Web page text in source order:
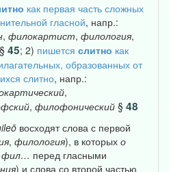
как первая часть сложных
гласной, напр.:
, филокартист, филология,
§ 45; 2) пишется слитно как
образованных от
слитно, напр.:
,
, филофонический § 48
восходят слова с первой
, филология), в которых о
фил… перед гласными
) и слова со второй частью